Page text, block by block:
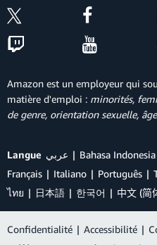
Amazon est un employeur qui
matière d'emploi : minorités,
de genre, orientation sexuelle, âge
Langue عربي Bahasa Indonesia
Français
Italiano Português
ไทย
日本語 한국어 中文 (简
Confidentialité | Accessibilité |